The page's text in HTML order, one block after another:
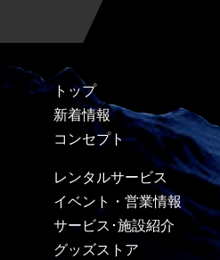
トップ
新着情報
コンセプト
レンタルサービス
イベント・営業情報
サービス･施設紹介
グッズストア